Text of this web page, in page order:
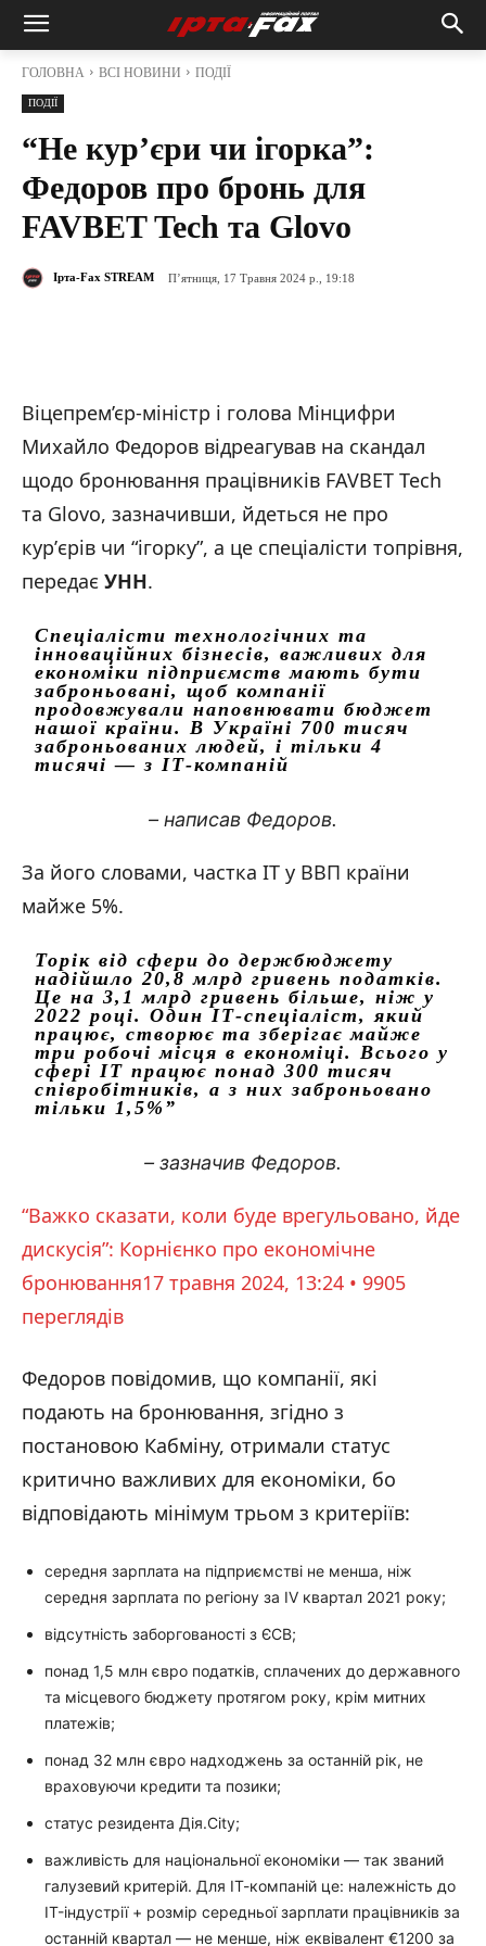
ГОЛОВНА ВСІ НОВИНИ ПОДІЇ
ПОДІЇ
“Не курʼєри чи ігорка”:
Федоров про бронь для
FAVBET Tech та Glovo
Ірта-Fax STREAM П’ятниця, 17 Травня 2024 р., 19:18
Віцепрем’єр-міністр і голова Мінцифри
Михайло Федоров відреагував на скандал
щодо бронювання працівників FAVBET Tech
та Glovo, зазначивши, йдеться не про
курʼєрів чи “ігорку”, а це спеціалісти топрівня,
передає УНН.
Спеціалісти технологічних та
інноваційних бізнесів, важливих для
економіки підприємств мають бути
заброньовані, щоб компанії
продовжували наповнювати бюджет
нашої країни. В Україні 700 тисяч
заброньованих людей, і тільки 4
тисячі — з ІТ-компаній
– написав Федоров.
За його словами, частка ІТ у ВВП країни
майже 5%.
Торік від сфери до держбюджету
надійшло 20,8 млрд гривень податків.
Це на 3,1 млрд гривень більше, ніж у
2022 році. Один ІТ-спеціаліст, який
працює, створює та зберігає майже
три робочі місця в економіці. Всього у
сфері IT працює понад 300 тисяч
співробітників, а з них заброньовано
тільки 1,5%”
– зазначив Федоров.
“Важко сказати, коли буде врегульовано, йде
дискусія”: Корнієнко про економічне
бронювання17 травня 2024, 13:24 • 9905
переглядiв
Федоров повідомив, що компанії, які
подають на бронювання, згідно з
постановою Кабміну, отримали статус
критично важливих для економіки, бо
відповідають мінімум трьом з критеріїв:
середня зарплата на підприємстві не менша, ніж
середня зарплата по регіону за IV квартал 2021 року;
відсутність заборгованості з ЄСВ;
понад 1,5 млн євро податків, сплачених до державного
та місцевого бюджету протягом року, крім митних
платежів;
понад 32 млн євро надходжень за останній рік, не
враховуючи кредити та позики;
статус резидента Дія.City;
важливість для національної економіки — так званий
галузевий критерій. Для ІТ-компаній це: належність до
IT-індустрії + розмір середньої зарплати працівників за
останній квартал — не менше, ніж еквівалент €1200 за